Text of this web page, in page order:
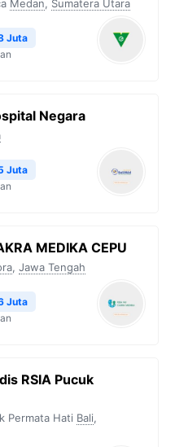
Medan, Sumatera Utara
Juta
Negara
Juta
MEDIKA CEPU
, Jawa Tengah
Juta
RSIA Pucuk
Permata Hati Bali,